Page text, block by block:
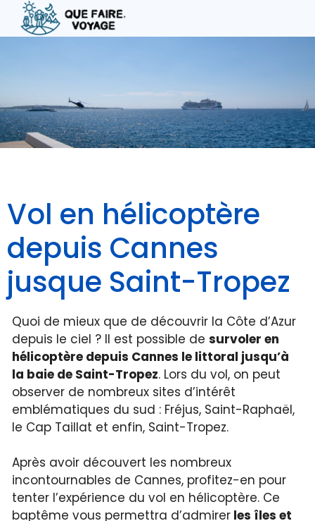
Aller
Vol en hélicoptère
depuis Cannes
jusque Saint-Tropez
Quoi de mieux que de découvrir la Côte d’Azur
depuis le ciel ? Il est possible desurvoler en
hélicoptère depuis Cannes le littoral jusqu’à
la baie de Saint-Tropez. Lors du vol, on peut
observer de nombreux sites d’intérêt
emblématiques du sud : Fréjus, Saint-Raphaël,
le Cap Taillat et enfin, Saint-Tropez.
Après avoir découvert les nombreux
incontournables de Cannes, profitez-en pour
tenter l’expérience du vol en hélicoptère. Ce
baptême vous permettra d’admirer les îles et